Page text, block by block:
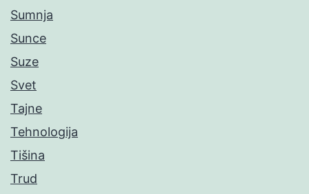
Sumnja
Sunce
Suze
Svet
Tajne
Tehnologija
Tišina
Trud